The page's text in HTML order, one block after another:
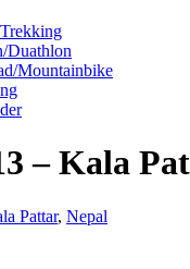
Duathlon
Mountainbike
– Kala
Pattar, Nepal